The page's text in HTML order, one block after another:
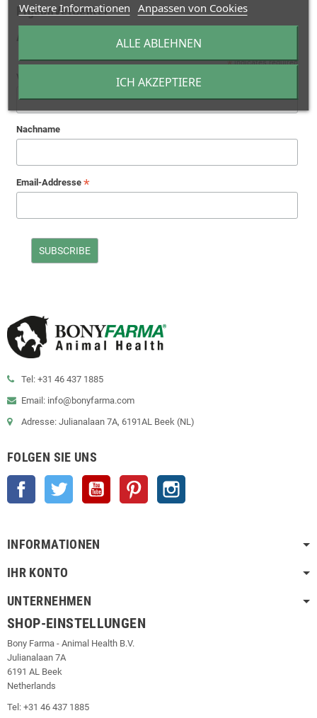
PigeonVetCenter
Anmelden für den deutschen Newsletter Tauben
*indicates required
Nachname
Email-Addresse *
Tel: +31 46 437 1885
Email: info@bonyfarma.com
Adresse: Julianalaan 7A, 6191AL Beek (NL)
FOLGEN SIE UNS
Facebook Twitter YouTube Pinterest
INFORMATIONEN
IHR KONTO
UNTERNEHMEN
SHOP-EINSTELLUNGEN
Bony Farma - Animal Health B.V.
Julianalaan 7A
6191 AL Beek
Netherlands
Tel: +31 46 437 1885
Weitere Informationen Anpassen von Cookies
ALLE ABLEHNEN
ICH AKZEPTIERE